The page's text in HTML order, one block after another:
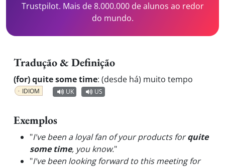
Trustpilot. Mais de 8.000.000 de alunos ao redor
do mundo.
Tradução & Definição
(for) quite some time: (desde há) muito tempo
IDIOM UK US
Exemplos
"I've been a loyal fan of your products forquite
some time, you know."
"I've been looking forward to this meeting for